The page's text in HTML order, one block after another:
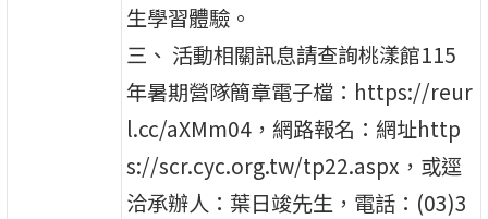
生學習體驗。
三、 活動相關訊息請查詢桃漾館115
年暑期營隊簡章電子檔：https://reur
l.cc/aXMm04，網路報名：網址http
s://scr.cyc.org.tw/tp22.aspx，或逕
洽承辦人：葉日竣先生，電話：(03)3